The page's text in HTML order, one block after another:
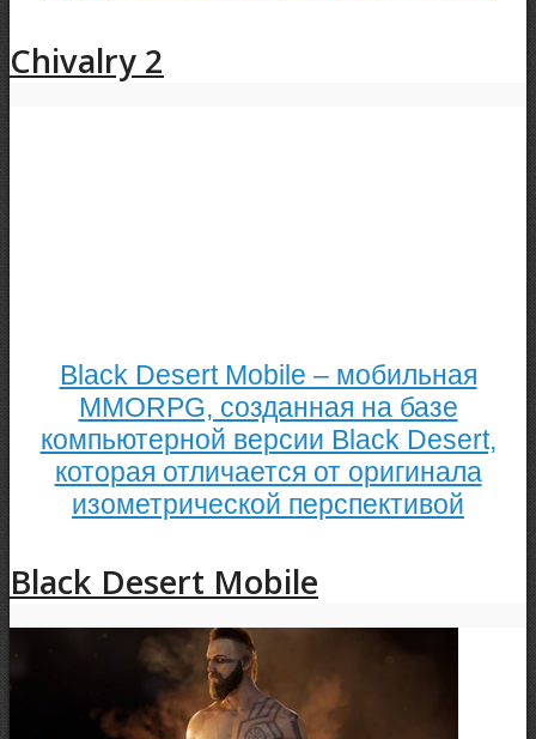
Chivalry 2
Black Desert Mobile – мобильная
MMORPG, созданная на базе
компьютерной версии Black Desert,
которая отличается от оригинала
изометрической перспективой
Black Desert Mobile